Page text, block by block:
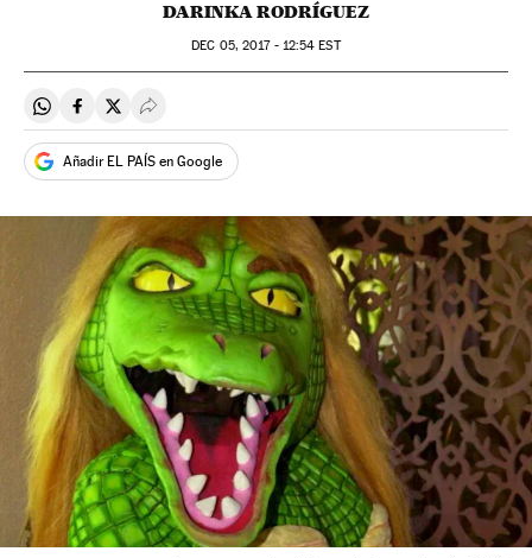
DARINKA RODRÍGUEZ
DEC 05, 2017 - 12:54 EST
Compartir en Whatsapp
Compartir en Facebook
Compartir en Twitter
Desplegar Redes Sociales
Añadir EL PAÍS en Google